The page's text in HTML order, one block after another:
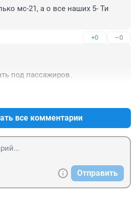
мс-21, а о все наших 5- Ти
+0 –0
под пассажиров.
все комментарии
Отправить